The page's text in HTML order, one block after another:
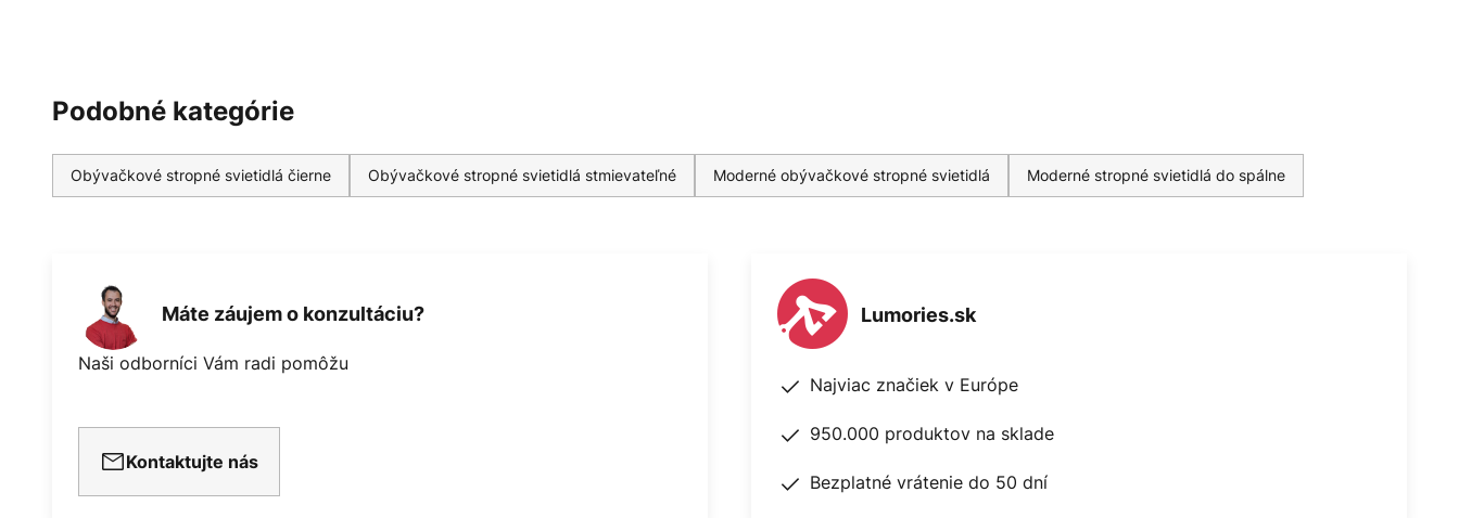
Podobné kategórie
Obývačkové stropné svietidlá čierne Obývačkové stropné svietidlá stmievateľné Moderné obývačkové stropné svietidlá Moderné stropné svietidlá do spálne
Máte záujem o konzultáciu?
Naši odborníci Vám radi pomôžu
Kontaktujte nás
Lumories.sk
Najviac značiek v Európe
950.000 produktov na sklade
Bezplatné vrátenie do 50 dní